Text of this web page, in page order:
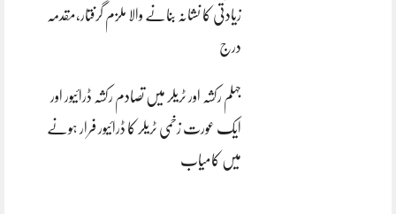
زیادتی کا نشانہ بنانے والا ملزم گرفتار،مقدمہ
درج
جہلم رکشہ اور ٹریلر میں تصادم رکشہ ڈرائیور اور
ایک عورت زخمی ٹریلر کا ڈرائیور فرار ہونے
میں کامیاب